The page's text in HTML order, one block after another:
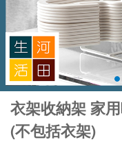
衣架收納架 家
(不包括衣架)